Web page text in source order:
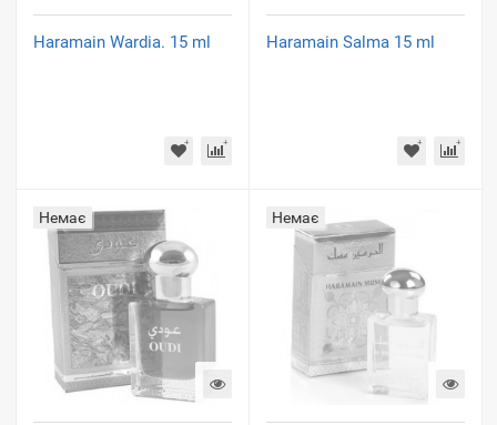
Haramain Wardia. 15 ml Haramain Salma 15 ml
Немає Немає